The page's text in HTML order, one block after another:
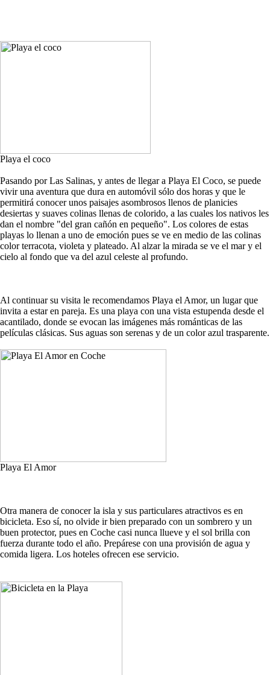
Playa el coco
Pasando por Las Salinas, y antes de llegar a Playa El Coco, se puede
vivir una aventura que dura en automóvil sólo dos horas y que le
permitirá conocer unos paisajes asombrosos llenos de planicies
desiertas y suaves colinas llenas de colorido, a las cuales los nativos les
dan el nombre "del gran cañón en pequeño". Los colores de estas
playas lo llenan a uno de emoción pues se ve en medio de las colinas
color terracota, violeta y plateado. Al alzar la mirada se ve el mar y el
cielo al fondo que va del azul celeste al profundo.
Al continuar su visita le recomendamos Playa el Amor, un lugar que
invita a estar en pareja. Es una playa con una vista estupenda desde el
acantilado, donde se evocan las imágenes más románticas de las
películas clásicas. Sus aguas son serenas y de un color azul trasparente.
Playa El Amor
Otra manera de conocer la isla y sus particulares atractivos es en
bicicleta. Eso sí, no olvide ir bien preparado con un sombrero y un
buen protector, pues en Coche casi nunca llueve y el sol brilla con
fuerza durante todo el año. Prepárese con una provisión de agua y
comida ligera. Los hoteles ofrecen ese servicio.